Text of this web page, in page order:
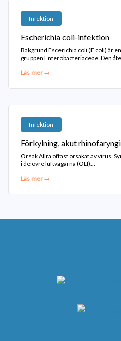
Infektion
Escherichia coli-infektion
Bakgrund Escerichia coli (E coli) är
gruppen Enterobacteriaceae. Den
Läs mer →
Infektion
Förkylning, akut
Orsak Allra oftast orsakat av virus.
i de övre luftvägarna (ÖLI)...
Läs mer →